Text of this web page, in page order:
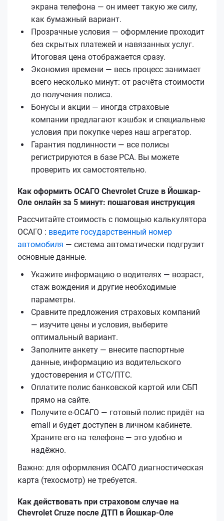
экрана телефона — он имеет такую же силу,
как бумажный вариант.
Прозрачные условия — оформление проходит
без скрытых платежей и навязанных услуг.
Итоговая цена отображается сразу.
Экономия времени — весь процесс занимает
всего несколько минут: от расчёта стоимости
до получения полиса.
Бонусы и акции — иногда страховые
компании предлагают кэшбэк и специальные
условия при покупке через наш агрегатор.
Гарантия подлинности — все полисы
регистрируются в базе РСА. Вы можете
проверить их самостоятельно.
Как оформить ОСАГО Chevrolet Cruze в Йошкар-
Оле онлайн за 5 минут: пошаговая инструкция
Рассчитайте стоимость с помощью калькулятора
ОСАГО : введите государственный номер
автомобиля — система автоматически подгрузит
основные данные.
Укажите информацию о водителях — возраст,
стаж вождения и другие необходимые
параметры.
Сравните предложения страховых компаний
— изучите цены и условия, выберите
оптимальный вариант.
Заполните анкету — внесите паспортные
данные, информацию из водительского
удостоверения и СТС/ПТС.
Оплатите полис банковской картой или СБП
прямо на сайте.
Получите е‑ОСАГО — готовый полис придёт на
email и будет доступен в личном кабинете.
Храните его на телефоне — это удобно и
надёжно.
Важно: для оформления ОСАГО диагностическая
карта (техосмотр) не требуется.
Как действовать при страховом случае на
Chevrolet Cruze после ДТП в Йошкар-Оле